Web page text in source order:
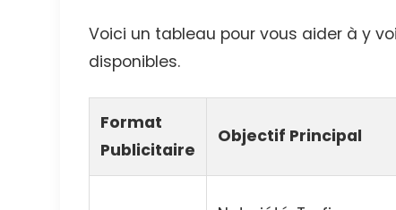
Voici un tableau pour vous aider à y
disponibles.
Format
Publicitaire
Objectif Principal